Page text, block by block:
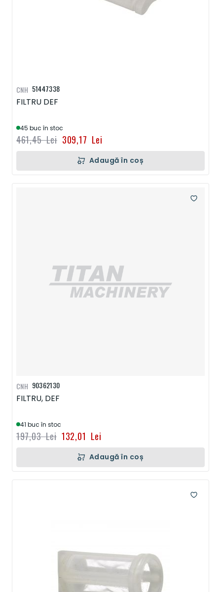
51447338
FILTRU DEF
45 buc în stoc
309,17 Lei
461,45 Lei
CNH
Adaugă în coș
90362130
FILTRU, DEF
41 buc în stoc
132,01 Lei
197,03 Lei
CNH
Adaugă în coș